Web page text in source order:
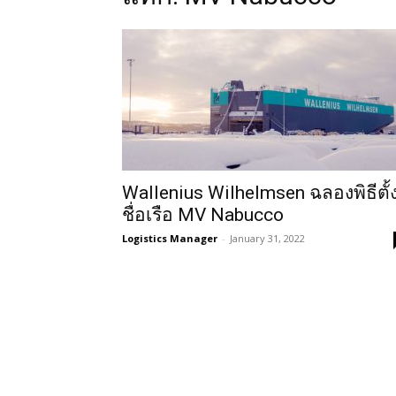
Wallenius Wilhelmsen ฉลองพิธีตั้
ชื่อเรือ MV Nabucco
Logistics Manager - January 31, 2022